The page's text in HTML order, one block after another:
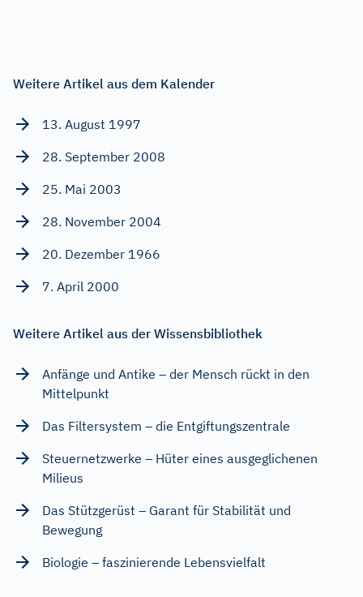
Weitere Artikel aus dem Kalender
13. August 1997
28. September 2008
25. Mai 2003
28. November 2004
20. Dezember 1966
7. April 2000
Weitere Artikel aus der Wissensbibliothek
Anfänge und Antike – der Mensch rückt in den
Mittelpunkt
Das Filtersystem – die Entgiftungszentrale
Steuernetzwerke – Hüter eines ausgeglichenen
Milieus
Das Stützgerüst – Garant für Stabilität und
Bewegung
Biologie – faszinierende Lebensvielfalt